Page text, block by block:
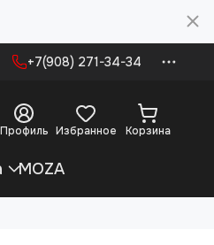
+7(908) 271-34-34
Профиль Избранное Корзина
MOZA